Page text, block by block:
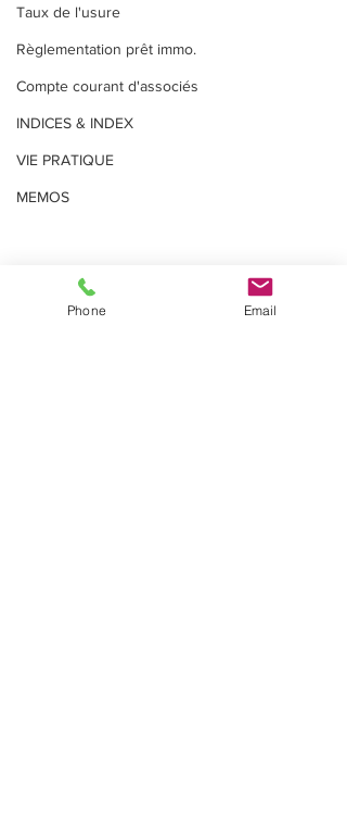
Taux de l'usure
Règlementation prêt immo.
Compte courant d'associés
INDICES & INDEX
VIE PRATIQUE
MEMOS
Phone Email